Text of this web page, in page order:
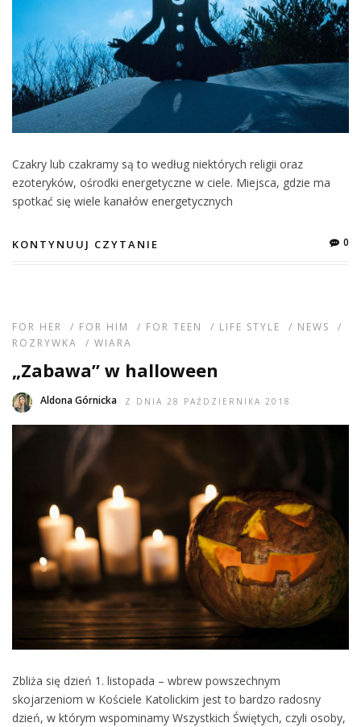
Czakry lub czakramy są to według niektórych religii oraz
ezoteryków, ośrodki energetyczne w ciele. Miejsca, gdzie ma
spotkać się wiele kanałów energetycznych
KONTYNUUJ CZYTANIE 0
FOR HER / FOR HIM / FOR TEEN / LIFE STYLE / NEWS
/
ROZRYWKA
/ WIARA
„Zabawa” w halloween
Aldona Górnicka Z DNIA 28 PAŹDZIERNIKA 2018
Zbliża się dzień 1. listopada – wbrew powszechnym
skojarzeniom w Kościele Katolickim jest to bardzo radosny
dzień, w którym wspominamy Wszystkich Świętych, czyli osoby,